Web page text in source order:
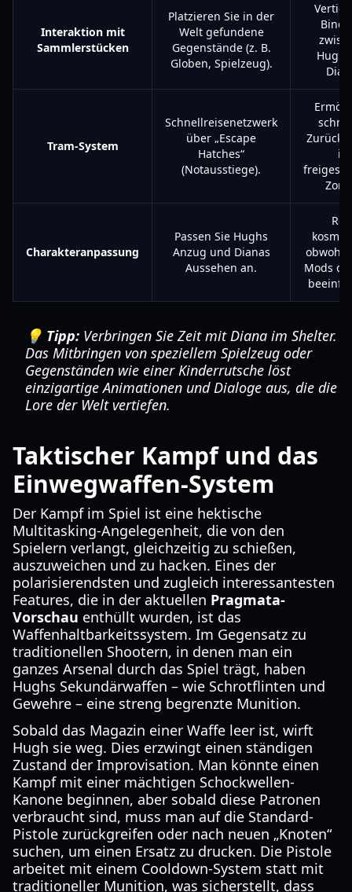
Interaktion mit
Sammlerstücken
Platzieren Sie in der
Welt gefundene
Gegenstände (z. B.
Globen, Spielzeug).
Hugh
Tram-System
Schnellreisenetzwerk
über „Escape
Hatches“
(Notausstiege).
in
Charakteranpassung
Passen Sie Hughs
Anzug und Dianas
Aussehen an.
obwohl
Mods
💡 Tipp: Verbringen Sie Zeit mit Diana im Shelter.
Das Mitbringen von speziellem Spielzeug oder
Gegenständen wie einer Kinderrutsche löst
einzigartige Animationen und Dialoge aus, die die
Lore der Welt vertiefen.
Taktischer Kampf und das
Einwegwaffen-System
Der Kampf im Spiel ist eine hektische
Multitasking-Angelegenheit, die von den
Spielern verlangt, gleichzeitig zu schießen,
auszuweichen und zu hacken. Eines der
polarisierendsten und zugleich interessantesten
Features, die in der aktuellen Pragmata-
Vorschau enthüllt wurden, ist das
Waffenhaltbarkeitssystem. Im Gegensatz zu
traditionellen Shootern, in denen man ein
ganzes Arsenal durch das Spiel trägt, haben
Hughs Sekundärwaffen – wie Schrotflinten und
Gewehre – eine streng begrenzte Munition.
Sobald das Magazin einer Waffe leer ist, wirft
Hugh sie weg. Dies erzwingt einen ständigen
Zustand der Improvisation. Man könnte einen
Kampf mit einer mächtigen Schockwellen-
Kanone beginnen, aber sobald diese Patronen
verbraucht sind, muss man auf die Standard-
Pistole zurückgreifen oder nach neuen „Knoten“
suchen, um einen Ersatz zu drucken. Die Pistole
arbeitet mit einem Cooldown-System statt mit
traditioneller Munition, was sicherstellt, dass